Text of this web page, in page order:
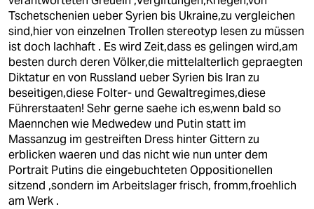
Tschetschenien ueber Syrien bis Ukraine,zu vergleichen
sind,hier von einzelnen Trollen stereotyp lesen zu müssen
ist doch lachhaft . Es wird Zeit,dass es gelingen wird,am
besten durch deren Völker,die mittelalterlich gepraegten
Diktatur en von Russland ueber Syrien bis Iran zu
beseitigen,diese Folter- und Gewaltregimes,diese
Führerstaaten! Sehr gerne saehe ich es,wenn bald so
Maennchen wie Medwedew und Putin statt im
Massanzug im gestreiften Dress hinter Gittern zu
erblicken waeren und das nicht wie nun unter dem
Portrait Putins die eingebuchteten Oppositionellen
sitzend ,sondern im Arbeitslager frisch, fromm,froehlich
am Werk .